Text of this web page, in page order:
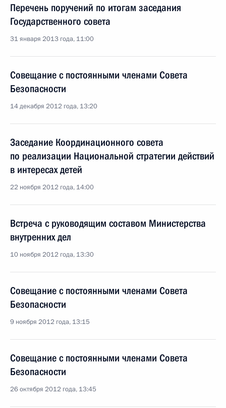
Перечень поручений по итогам заседания
Государственного совета
31 января 2013 года, 11:00
Совещание с постоянными членами Совета
Безопасности
14 декабря 2012 года, 13:20
Заседание Координационного совета
по реализации Национальной стратегии действий
в интересах детей
22 ноября 2012 года, 14:00
Встреча с руководящим составом Министерства
внутренних дел
10 ноября 2012 года, 13:30
Совещание с постоянными членами Совета
Безопасности
9 ноября 2012 года, 13:15
Совещание с постоянными членами Совета
Безопасности
26 октября 2012 года, 13:45